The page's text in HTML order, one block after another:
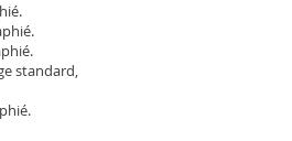
standard,